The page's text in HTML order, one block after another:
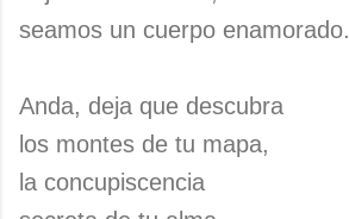
seamos un cuerpo enamorado.
Anda, deja que descubra
los montes de tu mapa,
la concupiscencia